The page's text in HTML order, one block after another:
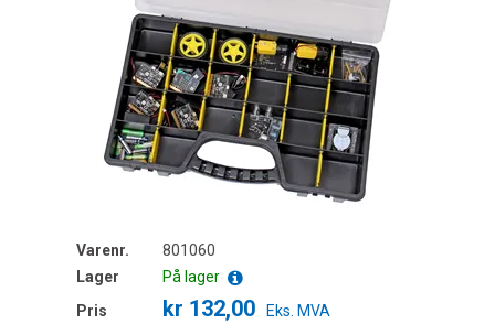
Varenr.
801060
Lager
På lager
Pris
kr 132,00 Eks. MVA